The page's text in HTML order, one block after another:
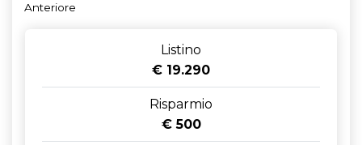
Anteriore
Listino
€ 19.290
Risparmio
€ 500